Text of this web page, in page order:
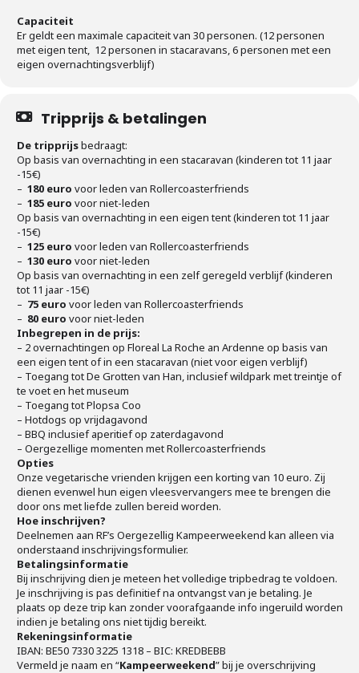
Capaciteit
Er geldt een maximale capaciteit van 30 personen. (12 personen
met eigen tent, 12 personen in stacaravans, 6 personen met een
eigen overnachtingsverblijf)
Tripprijs & betalingen
De tripprijsbedraagt:
Op basis van overnachting in een stacaravan (kinderen tot 11 jaar
-15€)
– 180 euro voor leden van Rollercoasterfriends
– 185 euro voor niet-leden
Op basis van overnachting in een eigen tent (kinderen tot 11 jaar
-15€)
– 125 euro voor leden van Rollercoasterfriends
– 130 euro voor niet-leden
Op basis van overnachting in een zelf geregeld verblijf (kinderen
tot 11 jaar -15€)
– 75 euro voor leden van Rollercoasterfriends
– 80 euro voor niet-leden
Inbegrepen in de prijs:
– 2 overnachtingen op Floreal La Roche an Ardenne op basis van
een eigen tent of in een stacaravan (niet voor eigen verblijf)
– Toegang tot De Grotten van Han, inclusief wildpark met treintje of
te voet en het museum
– Toegang tot Plopsa Coo
– Hotdogs op vrijdagavond
– BBQ inclusief aperitief op zaterdagavond
– Oergezellige momenten met Rollercoasterfriends
Opties
Onze vegetarische vrienden krijgen een korting van 10 euro. Zij
dienen evenwel hun eigen vleesvervangers mee te brengen die
door ons met liefde zullen bereid worden.
Hoe inschrijven?
Deelnemen aan RF’s Oergezellig Kampeerweekend kan alleen via
onderstaand inschrijvingsformulier.
Betalingsinformatie
Bij inschrijving dien je meteen het volledige tripbedrag te voldoen.
Je inschrijving is pas definitief na ontvangst van je betaling. Je
plaats op deze trip kan zonder voorafgaande info ingeruild worden
indien je betaling ons niet tijdig bereikt.
Rekeningsinformatie
IBAN: BE50 7330 3225 1318 – BIC: KREDBEBB
Vermeld je naam en “Kampeerweekend” bij je overschrijving